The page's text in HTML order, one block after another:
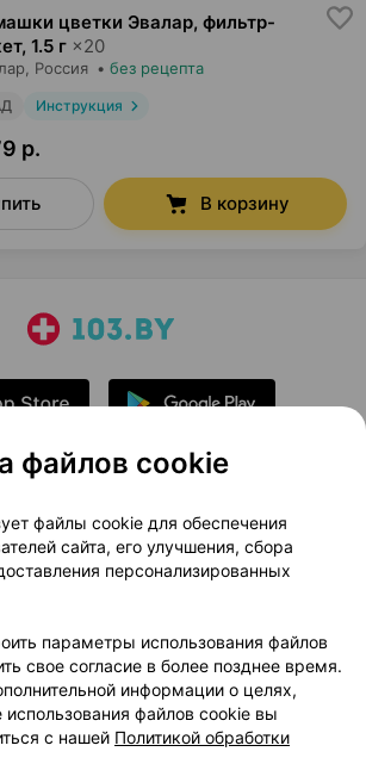
цветки Эвалар, фильтр-
, 1.5 г ×20
, Россия • без рецепта
Инструкция
р.
В корзину
Новости проекта
рекламы
Медицинский маркетинг
договор
Доставка
оплаты
Вакансии
Партнеры
руководителю 103.by
Написать в поддержку
настройки Cookie
файлов cookie
файлы cookie для обеспечения
сайта, его улучшения, сбора
персонализированных
параметры использования файлов
свое согласие в более позднее время.
информации о целях,
использования файлов cookie вы
с нашей Политикой обработки